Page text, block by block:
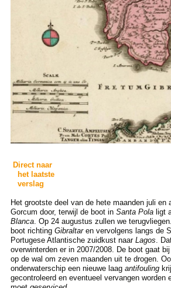
Direct naar
het laatste
verslag
Het grootste deel van de hete maanden juli en
Gorcum door, terwijl de boot in Santa Polaligt
Blanca. Op 24 augustus zullen we
boot richting Gibraltaren vervolgens langs de
Portugese Atlantische zuidkust naar Lagos.
overwinterden er in 2007/2008. De boot gaat
op de wal om zeven maanden uit te drogen.
onderwaterschip een nieuwe laag antifouling
gecontroleerd en eventueel vervangen worden